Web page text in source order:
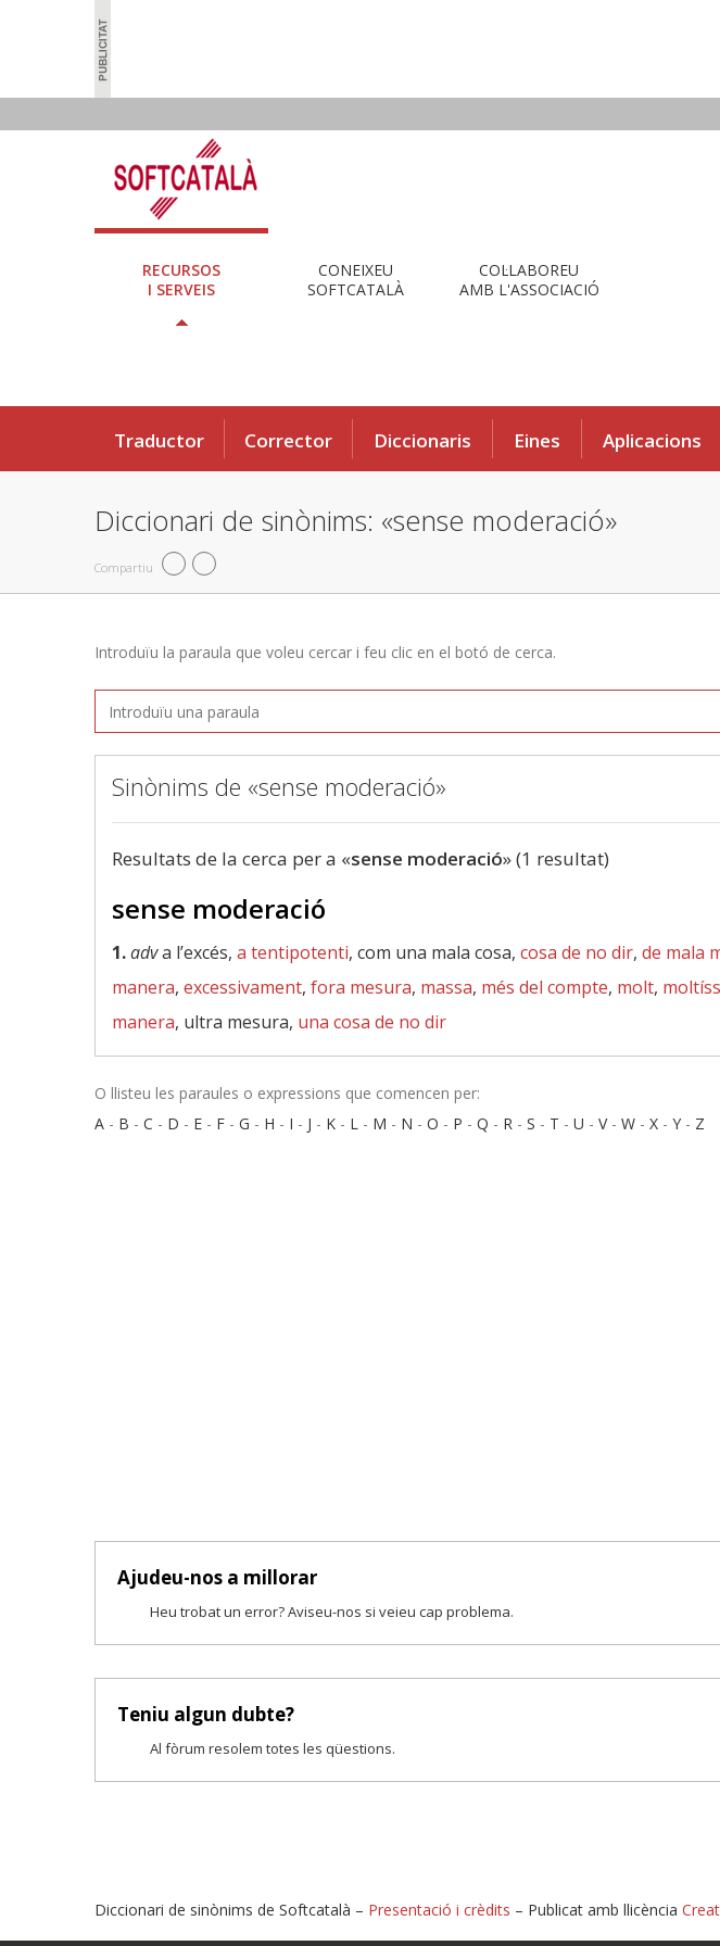
RECURSOS
I SERVEIS
CONEIXEU
SOFTCATALÀ
COL·LABOREU
AMB L'ASSOCIACIÓ
Traductor Corrector Diccionaris Eines Aplicacions
Diccionari de sinònims: «sense moderació»
Compartiu
Introduïu la paraula que voleu cercar i feu clic en el botó de cerca.
Sinònims de «sense moderació»
Resultats de la cerca per a «sense moderació» (1 resultat)
sense moderació
1.adva l’excés, a tentipotenti, com una mala cosa, cosa de no dir, de mala
manera, excessivament, fora mesura, massa, més del compte, molt,
manera, ultra mesura, una cosa de no dir
O llisteu les paraules o expressions que comencen per:
A - B - C - D - E - F - G - H - I - J - K - L - M - N - O - P - Q - R - S - T - U - V- W - X - Y - Z
Ajudeu-nos a millorar
Heu trobat un error? Aviseu-nos si veieu cap problema.
Teniu algun dubte?
Al fòrum resolem totes les qüestions.
Diccionari de sinònims de Softcatalà – Presentació i crèdits – Publicat amb llicència